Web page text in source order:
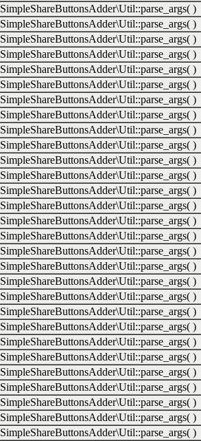
SimpleShareButtonsAdder\Util::parse_args( )
SimpleShareButtonsAdder\Util::parse_args( )
SimpleShareButtonsAdder\Util::parse_args( )
SimpleShareButtonsAdder\Util::parse_args( )
SimpleShareButtonsAdder\Util::parse_args( )
SimpleShareButtonsAdder\Util::parse_args( )
SimpleShareButtonsAdder\Util::parse_args( )
SimpleShareButtonsAdder\Util::parse_args( )
SimpleShareButtonsAdder\Util::parse_args( )
SimpleShareButtonsAdder\Util::parse_args( )
SimpleShareButtonsAdder\Util::parse_args( )
SimpleShareButtonsAdder\Util::parse_args( )
SimpleShareButtonsAdder\Util::parse_args( )
SimpleShareButtonsAdder\Util::parse_args( )
SimpleShareButtonsAdder\Util::parse_args( )
SimpleShareButtonsAdder\Util::parse_args( )
SimpleShareButtonsAdder\Util::parse_args( )
SimpleShareButtonsAdder\Util::parse_args( )
SimpleShareButtonsAdder\Util::parse_args( )
SimpleShareButtonsAdder\Util::parse_args( )
SimpleShareButtonsAdder\Util::parse_args( )
SimpleShareButtonsAdder\Util::parse_args( )
SimpleShareButtonsAdder\Util::parse_args( )
SimpleShareButtonsAdder\Util::parse_args( )
SimpleShareButtonsAdder\Util::parse_args( )
SimpleShareButtonsAdder\Util::parse_args( )
SimpleShareButtonsAdder\Util::parse_args( )
SimpleShareButtonsAdder\Util::parse_args( )
SimpleShareButtonsAdder\Util::parse_args( )